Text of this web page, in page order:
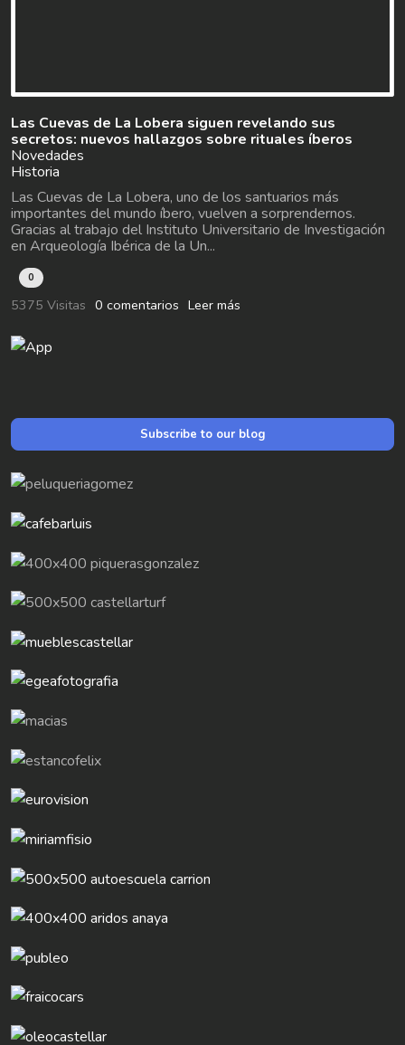
Las Cuevas de La Lobera siguen revelando sus
secretos: nuevos hallazgos sobre rituales íberos
Novedades
Historia
Las Cuevas de La Lobera, uno de los santuarios más
importantes del mundo íbero, vuelven a sorprendernos.
Gracias al trabajo del Instituto Universitario de Investigación
en Arqueología Ibérica de la Un...
0
5375 Visitas 0 comentarios Leer más
Subscribe to our blog